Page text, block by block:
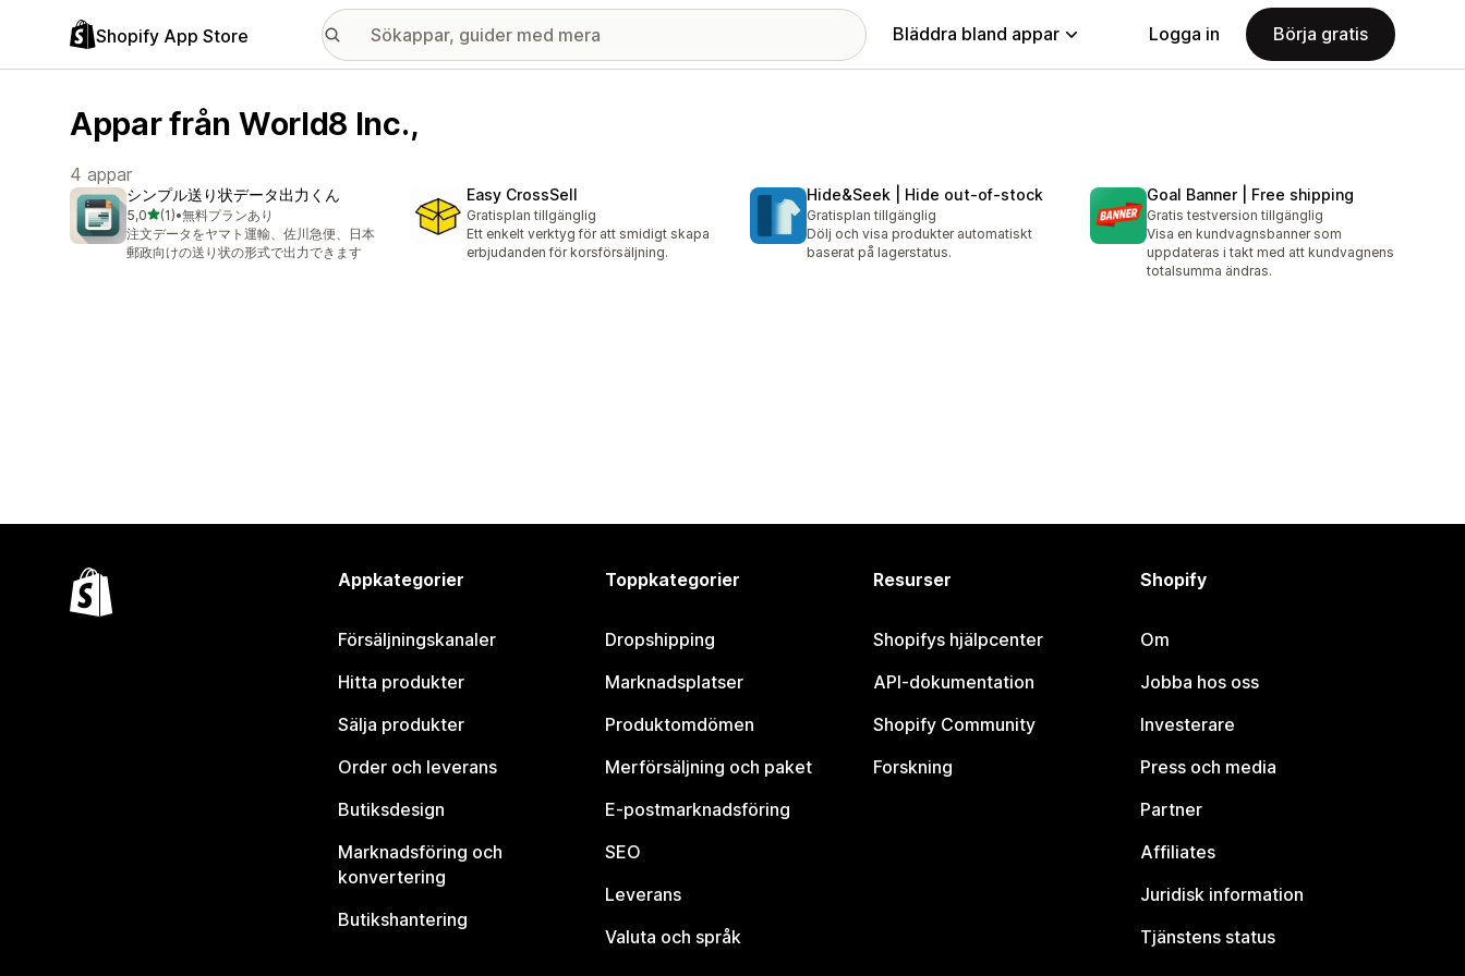
Shopify App Store Bläddra bland appar Logga in Börja gratis
Appar från World8 Inc.,
4 appar
シンプル送り状データ出力くん
5,0av 5 stjärnor
(1)
1 recensioner totalt
•無料プランあり
注文データをヤマト運輸、佐川急便、日本
郵政向けの送り状の形式で出力できます
Easy CrossSell
Gratisplan tillgänglig
Ett enkelt verktyg för att smidigt skapa
erbjudanden för korsförsäljning.
Hide&Seek | Hide out‑of‑stock
Gratisplan tillgänglig
Dölj och visa produkter automatiskt
baserat på lagerstatus.
Goal Banner | Free shipping
Gratis testversion tillgänglig
Visa en kundvagnsbanner som
uppdateras i takt med att kundvagnens
totalsumma ändras.
Appkategorier
Försäljningskanaler
Hitta produkter
Sälja produkter
Order och leverans
Butiksdesign
Marknadsföring och
konvertering
Butikshantering
Toppkategorier
Dropshipping
Marknadsplatser
Produktomdömen
Merförsäljning och paket
E-postmarknadsföring
SEO
Leverans
Valuta och språk
Resurser
Shopifys hjälpcenter
API-dokumentation
Shopify Community
Forskning
Shopify
Om
Jobba hos oss
Investerare
Press och media
Partner
Affiliates
Juridisk information
Tjänstens status